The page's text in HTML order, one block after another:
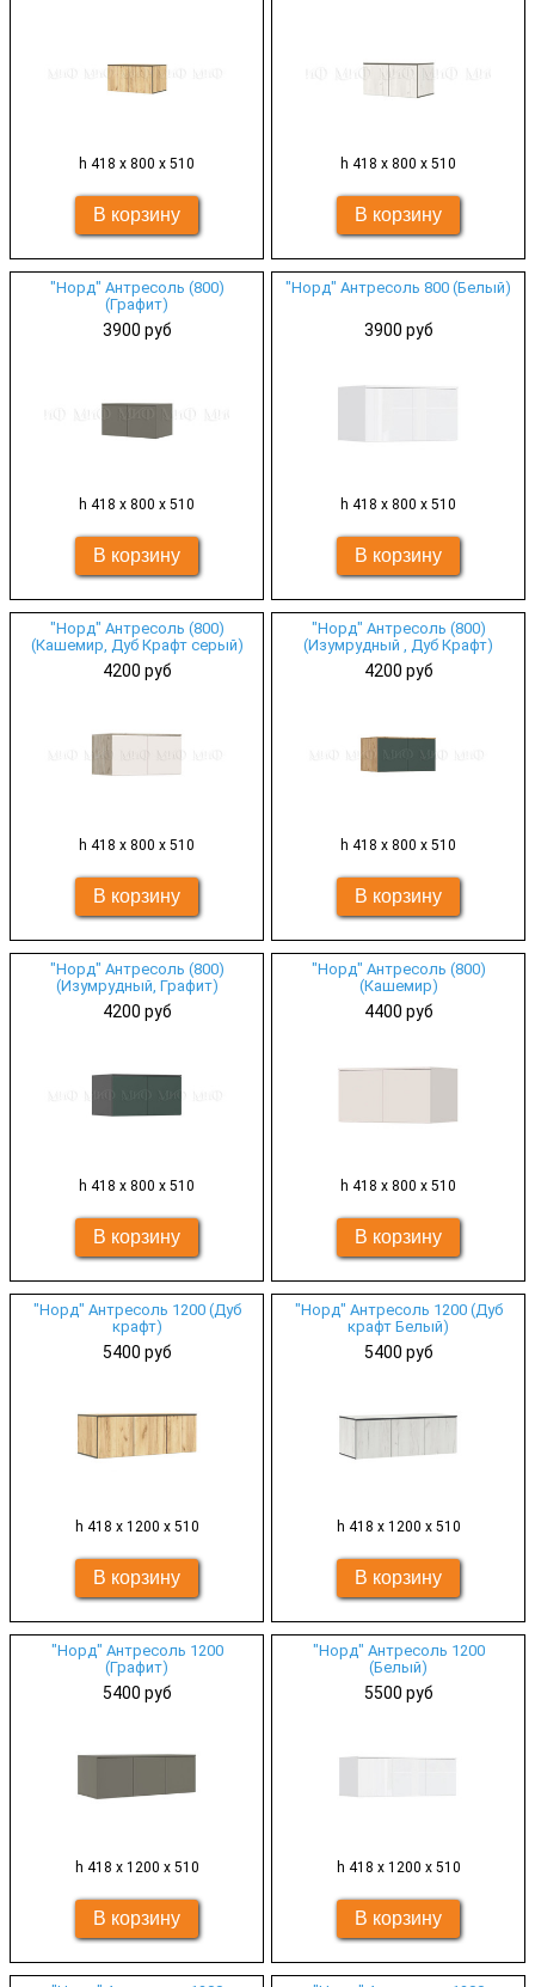
h 418 х 800 х 510 h 418 х 800 х 510
"Норд" Антресоль (800)
(Графит)
3900 руб
h 418 х 800 х 510
"Норд" Антресоль 800 (Белый)
3900 руб
h 418 х 800 х 510
"Норд" Антресоль (800)
(Кашемир, Дуб Крафт серый)
4200 руб
h 418 х 800 х 510
"Норд" Антресоль (800)
(Изумрудный , Дуб Крафт)
4200 руб
h 418 х 800 х 510
"Норд" Антресоль (800)
(Изумрудный, Графит)
4200 руб
h 418 х 800 х 510
"Норд" Антресоль (800)
(Кашемир)
4400 руб
h 418 х 800 х 510
"Норд" Антресоль 1200 (Дуб
крафт)
5400 руб
h 418 х 1200 х 510
"Норд" Антресоль 1200 (Дуб
крафт Белый)
5400 руб
h 418 х 1200 х 510
"Норд" Антресоль 1200
(Графит)
5400 руб
h 418 х 1200 х 510
"Норд" Антресоль 1200
(Белый)
5500 руб
h 418 х 1200 х 510